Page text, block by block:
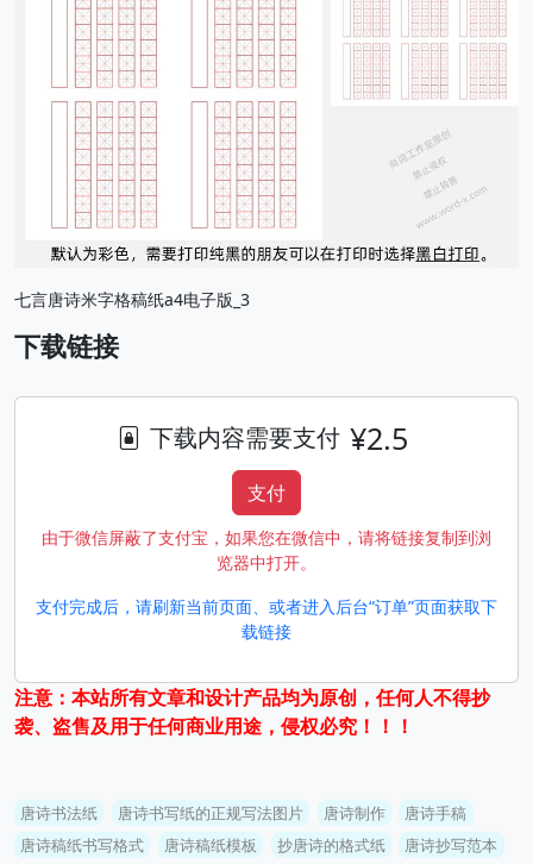
七言唐诗米字格稿纸a4电子版_3
下载链接
下载内容需要支付 ¥2.5
支付
由于微信屏蔽了支付宝，如果您在微信中，请将链接复制到浏
览器中打开。
支付完成后，请刷新当前页面、或者进入后台“订单”页面获取下
载链接
注意：本站所有文章和设计产品均为原创，任何人不得抄
袭、盗售及用于任何商业用途，侵权必究！！！
唐诗书法纸 唐诗书写纸的正规写法图片 唐诗制作
唐诗手稿
唐诗稿纸书写格式
唐诗稿纸模板 抄唐诗的格式纸
唐诗抄写范本